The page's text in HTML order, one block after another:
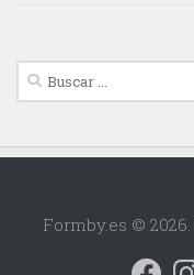
Buscar:
Formby.es ©